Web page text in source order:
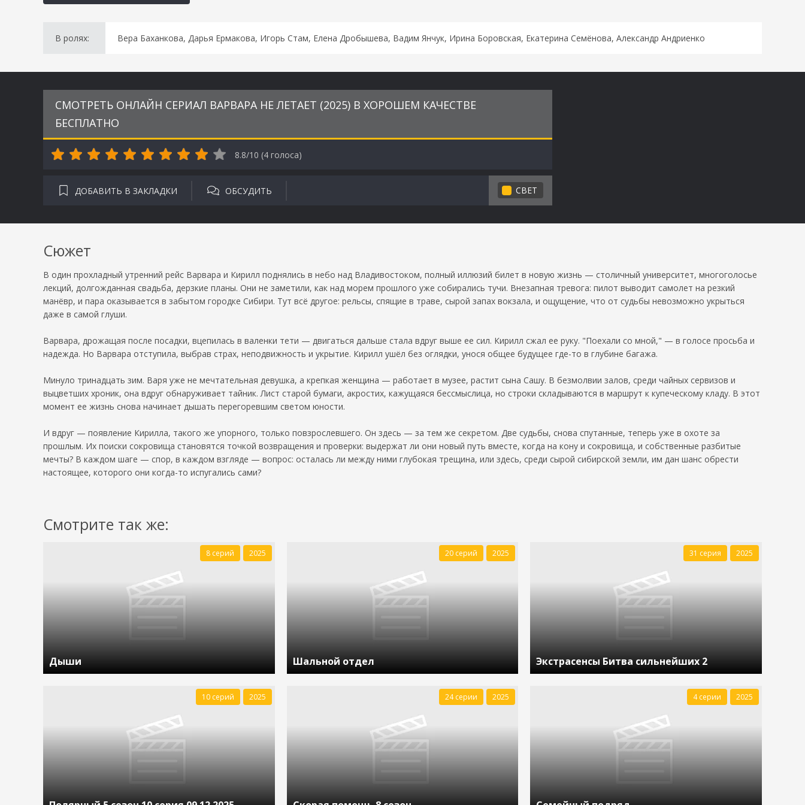
В ролях: Вера Баханкова, Дарья Ермакова, Игорь Стам, Елена Дробышева, Вадим Янчук, Ирина Боровская, Екатерина Семёнова, Александр Андриенко
СМОТРЕТЬ ОНЛАЙН СЕРИАЛ ВАРВАРА НЕ ЛЕТАЕТ (2025) В ХОРОШЕМ КАЧЕСТВЕ
БЕСПЛАТНО
8.8/10 (4 голоса)
ДОБАВИТЬ В ЗАКЛАДКИ ОБСУДИТЬ СВЕТ
Сюжет
В один прохладный утренний рейс Варвара и Кирилл поднялись в небо над Владивостоком, полный иллюзий билет в новую жизнь — столичный университет, многоголосье
лекций, долгожданная свадьба, дерзкие планы. Они не заметили, как над морем прошлого уже собирались тучи. Внезапная тревога: пилот выводит самолет на резкий
манёвр, и пара оказывается в забытом городке Сибири. Тут всё другое: рельсы, спящие в траве, сырой запах вокзала, и ощущение, что от судьбы невозможно укрыться
даже в самой глуши.
Варвара, дрожащая после посадки, вцепилась в валенки тети — двигаться дальше стала вдруг выше ее сил. Кирилл сжал ее руку. "Поехали со мной," — в голосе просьба и
надежда. Но Варвара отступила, выбрав страх, неподвижность и укрытие. Кирилл ушёл без оглядки, унося общее будущее где-то в глубине багажа.
Минуло тринадцать зим. Варя уже не мечтательная девушка, а крепкая женщина — работает в музее, растит сына Сашу. В безмолвии залов, среди чайных сервизов и
выцветших хроник, она вдруг обнаруживает тайник. Лист старой бумаги, акростих, кажущаяся бессмыслица, но строки складываются в маршрут к купеческому кладу. В этот
момент ее жизнь снова начинает дышать перегоревшим светом юности.
И вдруг — появление Кирилла, такого же упорного, только повзрослевшего. Он здесь — за тем же секретом. Две судьбы, снова спутанные, теперь уже в охоте за
прошлым. Их поиски сокровища становятся точкой возвращения и проверки: выдержат ли они новый путь вместе, когда на кону и сокровища, и собственные разбитые
мечты? В каждом шаге — спор, в каждом взгляде — вопрос: осталась ли между ними глубокая трещина, или здесь, среди сырой сибирской земли, им дан шанс обрести
настоящее, которого они когда-то испугались сами?
Смотрите так же:
Дыши
8 серий 2025
Шальной отдел
20 серий 2025
Экстрасенсы Битва сильнейших 2
31 серия 2025
10 серий 2025 24 серии 2025 4 серии 2025